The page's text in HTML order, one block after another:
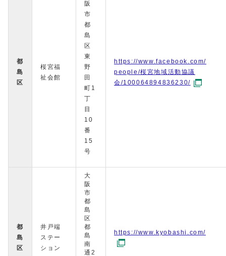
都
島
区
桜宮福
祉会館
阪
市
都
島
区
東
野
田
町1
丁
目
10
番
15
号
https://www.facebook.com/
people/桜宮地域活動協議
会/100064894836230/
都
島
区
井戸端
ステー
ション
大
阪
市
都
島
区
都
島
南
通2
https://www.kyobashi.com/